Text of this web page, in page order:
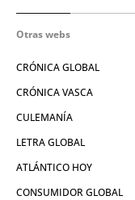
Otras webs
CRÓNICA GLOBAL
CRÓNICA VASCA
CULEMANÍA
LETRA GLOBAL
ATLÁNTICO HOY
CONSUMIDOR GLOBAL